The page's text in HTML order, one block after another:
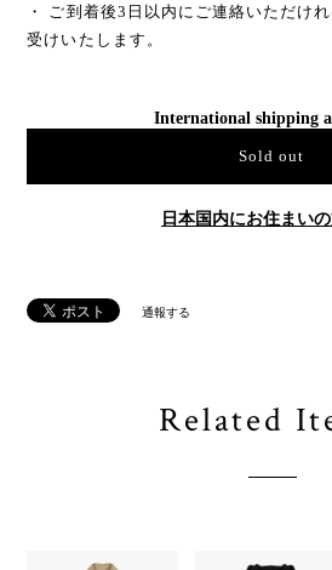
・ ご到着後3日以内にご連絡いただけ
受けいたします。
International shipping
Sold out
日本国内にお住まい
通報する
Related